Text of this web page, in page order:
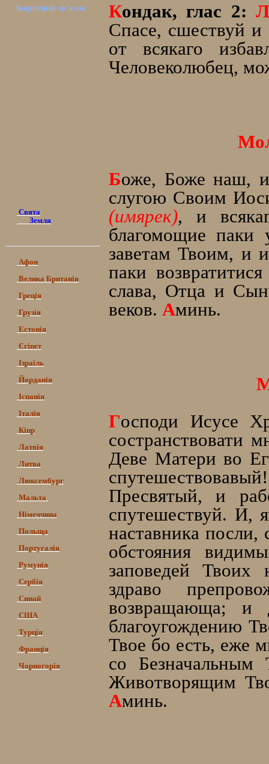
Зворотний зв'язок
Свята
Земля
Афон
Велика Британія
Греція
Грузія
Естонія
Єгіпет
Ізраїль
Йорданія
Іспанія
Італія
Кіпр
Латвія
Литва
Люксембург
Мальта
Німеччина
Польща
Португалія
Румунія
Сербія
Синай
США
Турція
Франція
Чорногорія
Кондак, глас 2: Л
Спасе, сшествуй
от всякаго
Человеколюбец,
Боже, Боже наш,
слугою Своим
(имярек), и
благомощие паки
заветам Твоим, и
паки
слава, Отца и
веков. Аминь.
Господи Исусе
состранствовати
Деве Матери во
Пресвятый, и
спутешествуй. И,
наставника
обстояния
заповедей
здраво
возвращающа; и
благоугождению
Твое бо есть, еже
со
Животворящим
Аминь.